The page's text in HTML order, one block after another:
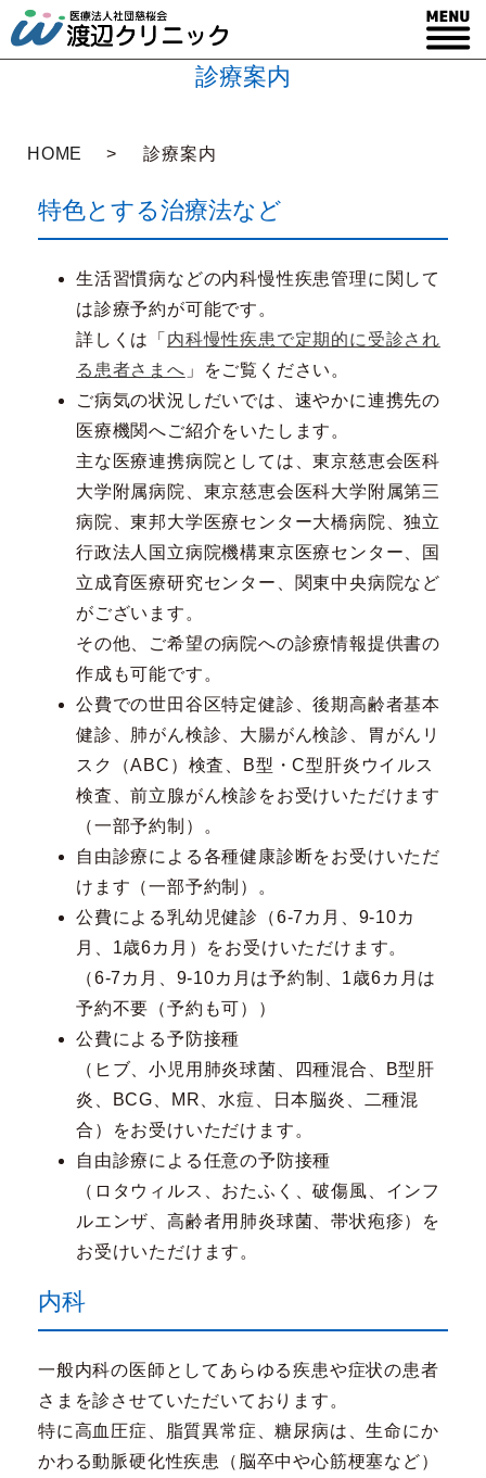
診療案内
HOME 診療案内
特色とする治療法など
生活習慣病などの内科慢性疾患管理に関して
は診療予約が可能です。
詳しくは「 内科慢性疾患で定期的に受診され
る患者さまへ 」をご覧ください。
ご病気の状況しだいでは、速やかに連携先の
医療機関へご紹介をいたします。
主な医療連携病院としては、東京慈恵会医科
大学附属病院、東京慈恵会医科大学附属第三
病院、東邦大学医療センター大橋病院、独立
行政法人国立病院機構東京医療センター、国
立成育医療研究センター、関東中央病院など
がございます。
その他、ご希望の病院への診療情報提供書の
作成も可能です。
公費での世田谷区特定健診、後期高齢者基本
健診、肺がん検診、大腸がん検診、胃がんリ
スク（ABC）検査、B型・C型肝炎ウイルス
検査、前立腺がん検診をお受けいただけます
（一部予約制）。
自由診療による各種健康診断をお受けいただ
けます（一部予約制）。
公費による乳幼児健診（6-7カ月、9-10カ
月、1歳6カ月）をお受けいただけます。
（6-7カ月、9-10カ月は予約制、1歳6カ月は
予約不要（予約も可））
公費による予防接種
（ヒブ、小児用肺炎球菌、四種混合、B型肝
炎、BCG、MR、水痘、日本脳炎、二種混
合）をお受けいただけます。
自由診療による任意の予防接種
（ロタウィルス、おたふく、破傷風、インフ
ルエンザ、高齢者用肺炎球菌、帯状疱疹）を
お受けいただけます。
内科
一般内科の医師としてあらゆる疾患や症状の患者
さまを診させていただいております。
特に高血圧症、脂質異常症、糖尿病は、生命にか
かわる動脈硬化性疾患（脳卒中や心筋梗塞など）